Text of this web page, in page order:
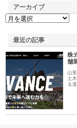
アーカイブ
最近の記事
株
舗
山
土
る